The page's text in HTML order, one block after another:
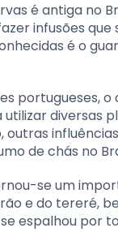
é antiga no
infusões
é o
portugueses,
diversas
de chás no
se um
e do tereré,
espalhou por